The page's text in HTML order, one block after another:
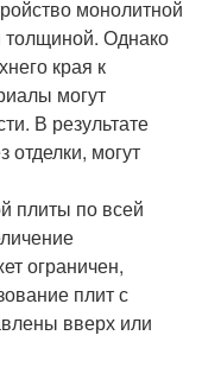
монолитной
толщиной. Однако
края к
могут
В результате
отделки, могут
плиты по всей
ограничен,
плит с
вверх или